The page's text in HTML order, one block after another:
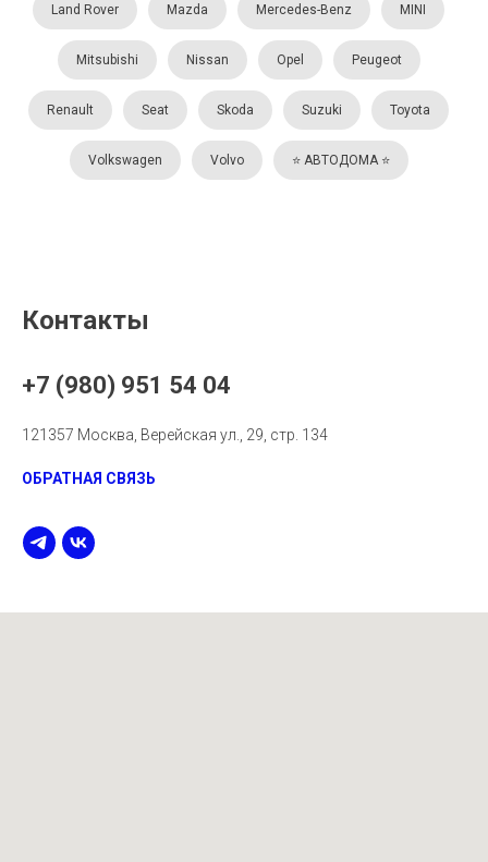
Land Rover Mazda Mercedes-Benz MINI
Mitsubishi Nissan Opel Peugeot
Renault Seat Skoda Suzuki Toyota
Volkswagen Volvo ⭐️ АВТОДОМА ⭐️
Контакты
+7 (980) 951 54 04
121357 Москва, Верейская ул., 29, стр. 134
ОБРАТНАЯ СВЯЗЬ